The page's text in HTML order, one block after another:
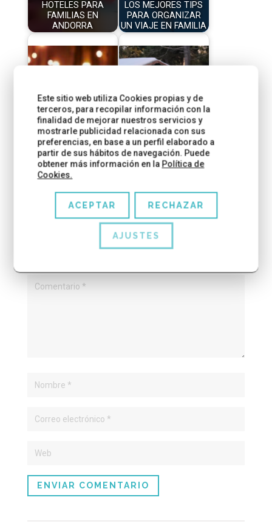
HOTELES PARA
FAMILIAS EN
ANDORRA
LOS MEJORES TIPS
PARA ORGANIZAR
UN VIAJE EN FAMILIA
Hoteles con
actividades para
Halloween
Conoce a Papá Noel
en Andorra
ENVIAR COMENTARIO
Tu dirección de correo electrónico no será
Los campos obligatorios están
Este sitio web utiliza Cookies propias y de
terceros, para recopilar información con la
finalidad de mejorar nuestros servicios y
mostrarle publicidad relacionada con sus
preferencias, en base a un perfil elaborado a
partir de sus hábitos de navegación. Puede
obtener más información en la Política de
Cookies.
ACEPTAR RECHAZAR
AJUSTES